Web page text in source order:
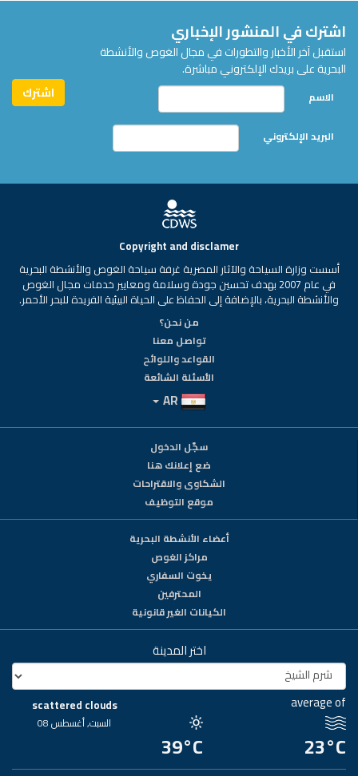
اشترك في المنشور الإخباري
استقبل آخر الأخبار والتطورات في مجال الغوص والأنشطة
البحرية على بريدك الإلكتروني مباشرة.
الاسم
البريد الإلكتروني
Copyright and disclamer
أسست وزارة السياحة والآثار المصرية غرفة سياحة الغوص والأنشطة البحرية
في عام 2007 بهدف تحسين جودة وسلامة ومعايير خدمات مجال الغوص
والأنشطة البحرية، بالإضافة إلى الحفاظ على الحياة البيئية الفريدة للبحر الأحمر.
من نحن؟
تواصل معنا
القواعد واللوائح
الأسئلة الشائعة
سجّل الدخول
ضع إعلانك هنا
الشكاوى والاقتراحات
موقع التوظيف
أعضاء الأنشطة البحرية
مراكز الغوص
يخوت السفاري
المحترفين
الكيانات الغير قانونية
اختر المدينة
average of
23°C
39°C
scattered clouds
السبت, أغسطس 08